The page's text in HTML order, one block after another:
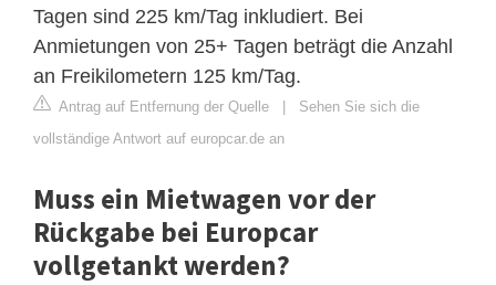
Tagen sind 225 km/Tag inkludiert. Bei
Anmietungen von 25+ Tagen beträgt die Anzahl
an Freikilometern 125 km/Tag.
Antrag auf Entfernung der Quelle
Sehen Sie sich die
vollständige Antwort auf europcar.de an
Muss ein Mietwagen vor der
Rückgabe bei Europcar
vollgetankt werden?